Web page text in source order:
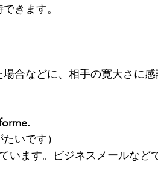
きます。
合などに、相手の寛大さに
いです）
います。ビジネスメールなど